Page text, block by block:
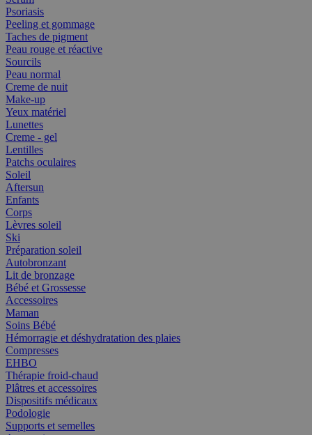
Psoriasis
Peeling et gommage
Taches de pigment
Peau rouge et réactive
Sourcils
Peau normal
Creme de nuit
Make-up
Yeux matériel
Lunettes
Creme - gel
Lentilles
Patchs oculaires
Soleil
Aftersun
Enfants
Corps
Lèvres soleil
Ski
Préparation soleil
Autobronzant
Lit de bronzage
Bébé et Grossesse
Accessoires
Maman
Soins Bébé
Hémorragie et déshydratation des plaies
Compresses
EHBO
Thérapie froid-chaud
Plâtres et accessoires
Dispositifs médicaux
Podologie
Supports et semelles